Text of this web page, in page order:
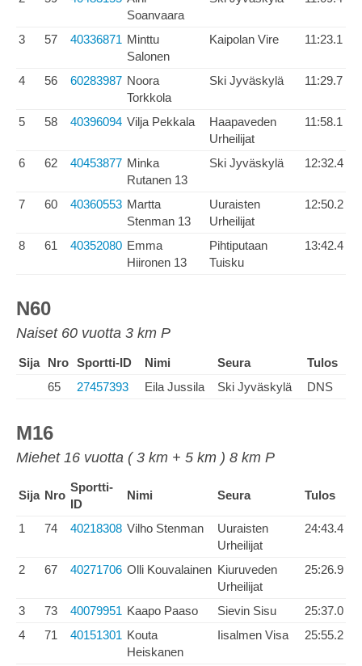
Soanvaara
3 57 40336871 Minttu
Salonen
Kaipolan Vire 11:23.1
4 56 60283987 Noora
Torkkola
Ski Jyväskylä 11:29.7
5 58 40396094 Vilja Pekkala
Haapaveden
Urheilijat
11:58.1
6 62 40453877 Minka
Rutanen 13
Ski Jyväskylä 12:32.4
7 60 40360553 Martta
Stenman 13
Uuraisten
Urheilijat
12:50.2
8 61 40352080 Emma
Hiironen 13
Pihtiputaan
Tuisku
13:42.4
N60
Naiset 60 vuotta 3 km P
Sija Nro Sportti-ID Nimi Seura
Tulos
65
27457393 Eila Jussila Ski Jyväskylä DNS
M16
Miehet 16 vuotta ( 3 km + 5 km ) 8 km P
Sija Nro
Sportti-
ID
Nimi Seura Tulos
1 74 40218308 Vilho Stenman
Uuraisten
Urheilijat
24:43.4
2 67 40271706 Olli Kouvalainen Kiuruveden
Urheilijat
25:26.9
3 73 40079951 Kaapo Paaso Sievin Sisu
25:37.0
4
71 40151301 Kouta
Heiskanen
Iisalmen Visa 25:55.2